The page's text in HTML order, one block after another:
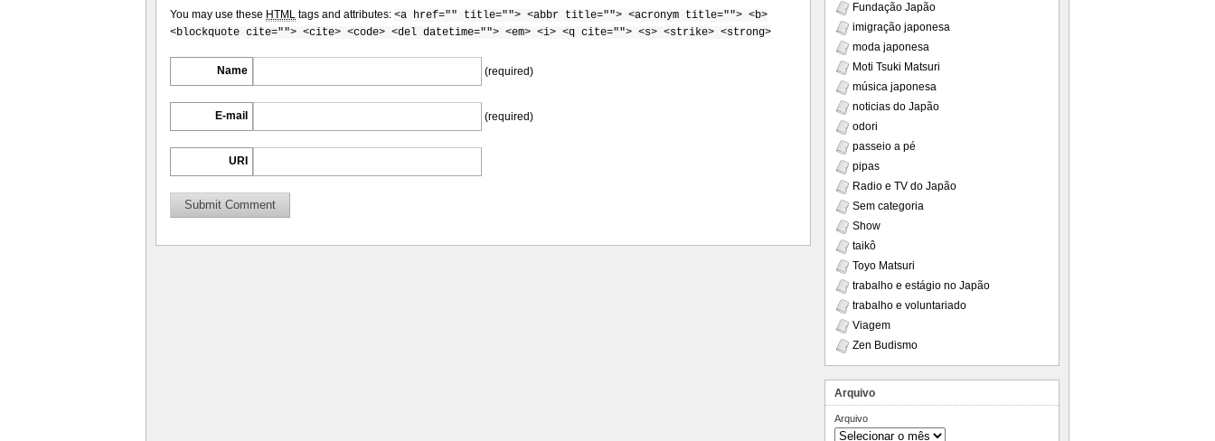
You may use these HTML tags and attributes: <a href="" title=""> <abbr title=""> <acronym title=""> <b>
<blockquote cite=""> <cite> <code> <del datetime=""> <em> <i> <q cite=""> <s> <strike> <strong>
Name (required)
E-mail (required)
URI
Fundação Japão
imigração japonesa
moda japonesa
Moti Tsuki Matsuri
música japonesa
noticias do Japão
odori
passeio a pé
pipas
Radio e TV do Japão
Sem categoria
Show
taikô
Toyo Matsuri
trabalho e estágio no Japão
trabalho e voluntariado
Viagem
Zen Budismo
Arquivo
Arquivo